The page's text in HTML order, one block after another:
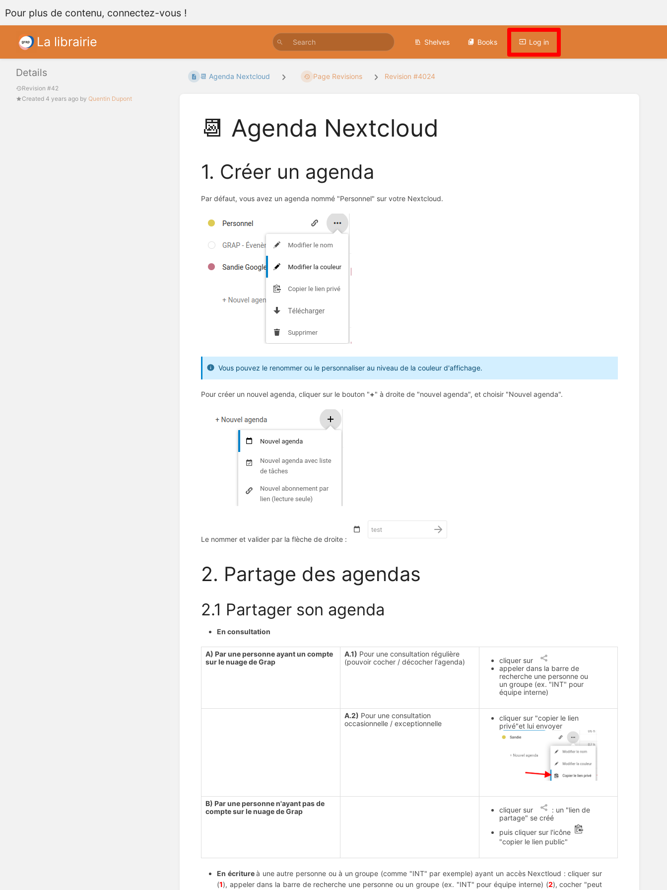
Pour plus de contenu, connectez-vous !
La librairie Shelves Books Log in
Details
Revision #42
Created 4 years ago by Quentin Dupont
📆 Agenda Nextcloud Page Revisions Revision #4024
📆 Agenda Nextcloud
1. Créer un agenda
Par défaut, vous avez un agenda nommé "Personnel" sur votre Nextcloud.
Vous pouvez le renommer ou le personnaliser au niveau de la couleur d'affichage.
Pour créer un nouvel agenda, cliquer sur le bouton "+" à droite de "nouvel agenda", et choisir "Nouvel agenda".
Le nommer et valider par la flèche de droite :
2. Partage des agendas
2.1 Partager son agenda
En consultation
A) Par une personne ayant un compte
sur le nuage de Grap
A.1) Pour une consultation régulière
(pouvoir cocher / décocher l'agenda)
cliquer sur
appeler dans la barre de
recherche une personne ou
un groupe (ex. "INT" pour
équipe interne)
A.2) Pour une consultation
occasionnelle / exceptionnelle
cliquer sur "copier le lien
privé"et lui envoyer
B) Par une personne n'ayant pas de
compte sur le nuage de Grap
cliquer sur
: un "lien de
partage" se créé
puis cliquer sur l'icône
"copier le lien public"
En écritureà une autre personne ou à un groupe (comme "INT" par exemple) ayant un accès Nexctloud : cliquer sur
(1), appeler dans la barre de recherche une personne ou un groupe (ex. "INT" pour équipe interne) (2), cocher "peut